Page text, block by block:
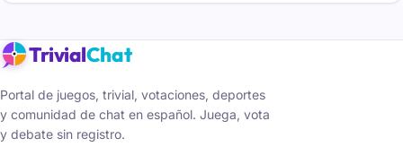
TrivialChat
Portal de juegos, trivial, votaciones, deportes
y comunidad de chat en español. Juega, vota
y debate sin registro.